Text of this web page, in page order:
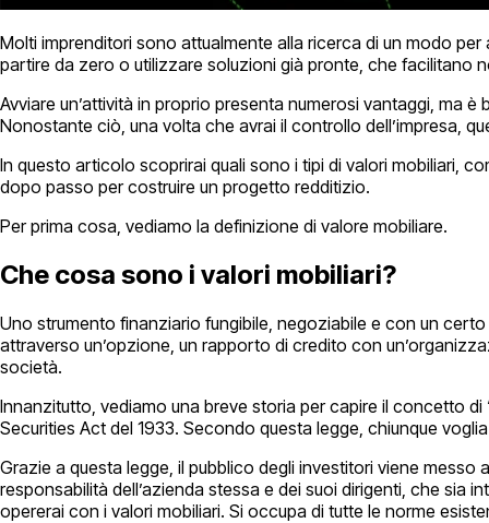
Molti imprenditori sono attualmente alla ricerca di un modo
partire da zero o utilizzare soluzioni già pronte, che facilitano
Avviare un’attività in proprio presenta numerosi vantaggi, ma
Nonostante ciò, una volta che avrai il controllo dell’impresa,
In questo articolo scoprirai quali sono i tipi di valori mobiliari,
dopo passo per costruire un progetto redditizio.
Per prima cosa, vediamo la definizione di valore mobiliare.
Che cosa sono i valori mobiliari?
Uno strumento finanziario fungibile, negoziabile e con un
attraverso un’opzione, un rapporto di credito con
società.
Innanzitutto, vediamo una breve storia per capire il concetto
Securities Act del 1933. Secondo questa legge, chiunque
Grazie a questa legge, il pubblico degli investitori viene
responsabilità dell’azienda stessa e dei suoi dirigenti, che sia
opererai con i valori mobiliari. Si occupa di tutte le norme